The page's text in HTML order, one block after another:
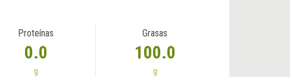
Proteínas
0.0
g
Grasas
100.0
g